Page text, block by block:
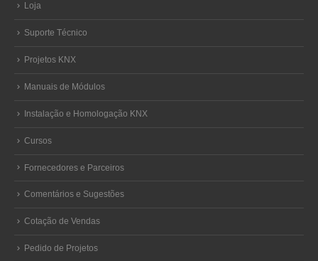
Loja
Suporte Técnico
Projetos KNX
Manuais de Módulos
Instalação e Homologação KNX
Cursos
Fornecedores e Parceiros
Comentários e Sugestões
Cotação de Vendas
Pedido de Projetos